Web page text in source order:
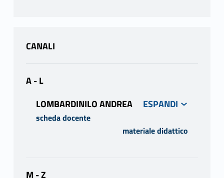
CANALI
A - L
LOMBARDINILO ANDREA
scheda docente
materiale didattico
conversazioni di Zygmunt Bauman
M - Z